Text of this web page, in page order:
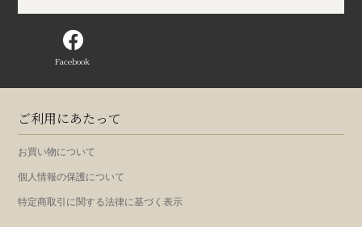
Facebook
ご利用にあたって
お買い物について
個人情報の保護について
特定商取引に関する法律に基づく表示